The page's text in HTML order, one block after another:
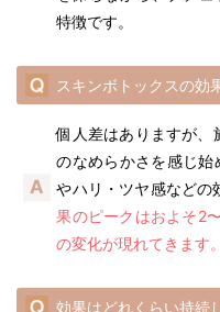
特徴です。
スキンボトックスの効
個人差はありますが
のなめらかさを感じ
やハリ・ツヤ感などの
果のピークはおよそ2
の変化が現れてきます。
効果はどれくらい持続